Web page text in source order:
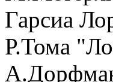
Гарсиа
Р.Тома